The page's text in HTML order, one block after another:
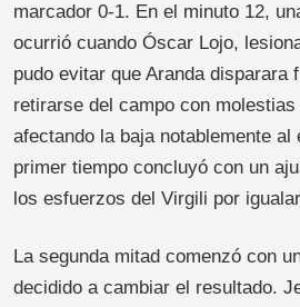
marcador 0-1. En el minuto 12,
ocurrió cuando Óscar Lojo,
pudo evitar que Aranda disparara
retirarse del campo con
afectando la baja notablemente al
primer tiempo concluyó con un
los esfuerzos del Virgili por
La segunda mitad comenzó con
decidido a cambiar el resultado.